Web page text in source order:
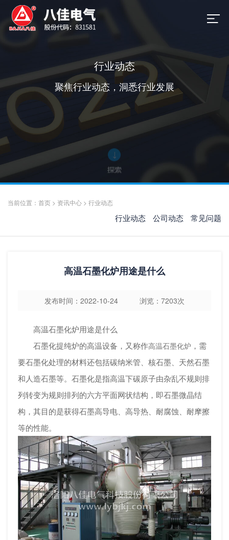
行业动态
聚焦行业动态，洞悉行业发展
当前位置： 首页 > 资讯中心 > 行业动态
行业动态 公司动态 常见问题
高温石墨化炉用途是什么
发布时间：2022-10-24 浏览：7203次
高温石墨化炉用途是什么
石墨化提纯炉的高温设备，又称作高温石墨化炉 ，需
要石墨化处理的材料还包括碳纳米管、核石墨、天然石墨
和人造石墨等。石墨化是指高温下碳原子由杂乱不规则排
列转变为规则排列的六方平面网状结构，即石墨微晶结
构，其目的是获得石墨高导电、高导热、耐腐蚀、耐摩擦
等的性能。